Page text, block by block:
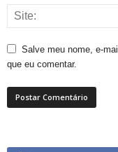
Salve meu nome, e-
que eu comentar.